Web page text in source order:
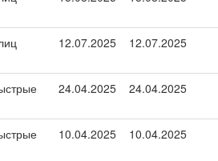
12.07.2025 12.07.2025
24.04.2025 24.04.2025
10.04.2025 10.04.2025